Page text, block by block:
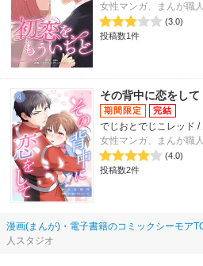
女性マンガ、まんが職
(3.0)
投稿数1件
その背中に恋をして
でじおとでじこレッド /
女性マンガ、まんが職
(4.0)
投稿数2件
漫画(まんが)・電子書籍のコミックシーモア
人スタジオ